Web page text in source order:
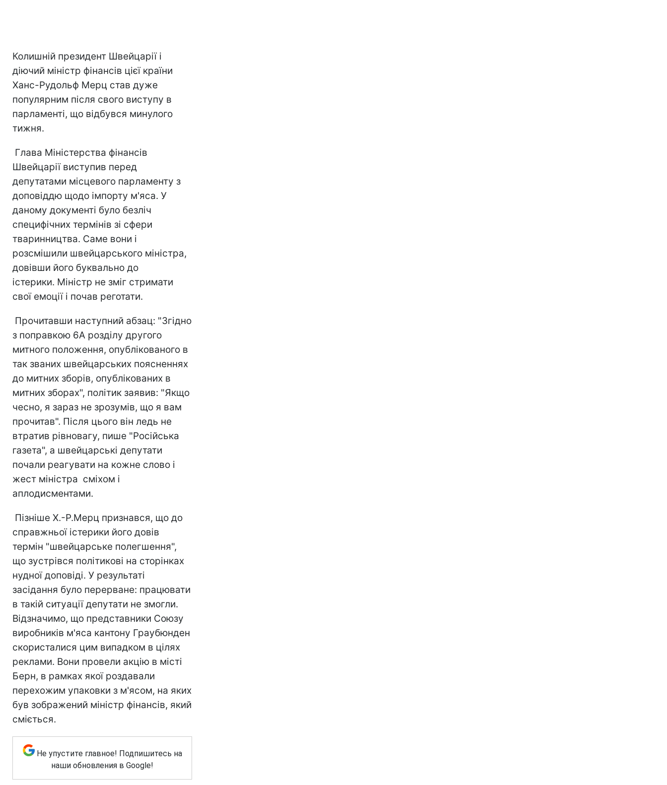
Колишній президент Швейцарії і
діючий міністр фінансів цієї країни
Ханс-Рудольф Мерц став дуже
популярним після свого виступу в
парламенті, що відбувся минулого
тижня.
Глава Міністерства фінансів
Швейцарії виступив перед
депутатами місцевого парламенту з
доповіддю щодо імпорту м'яса. У
даному документі було безліч
специфічних термінів зі сфери
тваринництва. Саме вони і
розсмішили швейцарського міністра,
довівши його буквально до
істерики. Міністр не зміг стримати
свої емоції і почав реготати.
Прочитавши наступний абзац: "Згідно
з поправкою 6А розділу другого
митного положення, опублікованого в
так званих швейцарських поясненнях
до митних зборів, опублікованих в
митних зборах", політик заявив: "Якщо
чесно, я зараз не зрозумів, що я вам
прочитав". Після цього він ледь не
втратив рівновагу, пише "Російська
газета", а швейцарські депутати
почали реагувати на кожне слово і
жест міністра сміхом і
аплодисментами.
Пізніше Х.-Р.Мерц признався, що до
справжньої істерики його довів
термін "швейцарське полегшення",
що зустрівся політикові на сторінках
нудної доповіді. У результаті
засідання було перерване: працювати
в такій ситуації депутати не змогли.
Відзначимо, що представники Союзу
виробників м'яса кантону Граубюнден
скористалися цим випадком в цілях
реклами. Вони провели акцію в місті
Берн, в рамках якої роздавали
перехожим упаковки з м'ясом, на яких
був зображений міністр фінансів, який
сміється.
Не упустите главное! Подпишитесь на
наши обновления в Google!